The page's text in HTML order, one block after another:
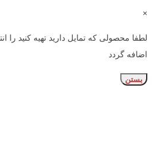
×
لطفا محصولی که تمایل دارید تهیه کنید را
اضافه گردد
بستن